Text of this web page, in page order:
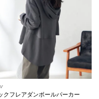
クフレアダンボールパーカー